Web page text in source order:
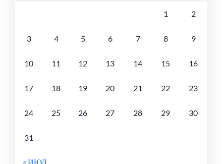
1 2
3 4 5 6 7 8 9
10 11 12 13 14 15 16
17 18 19 20 21 22 23
24 25 26 27 28 29 30
31
« ИЮЛ